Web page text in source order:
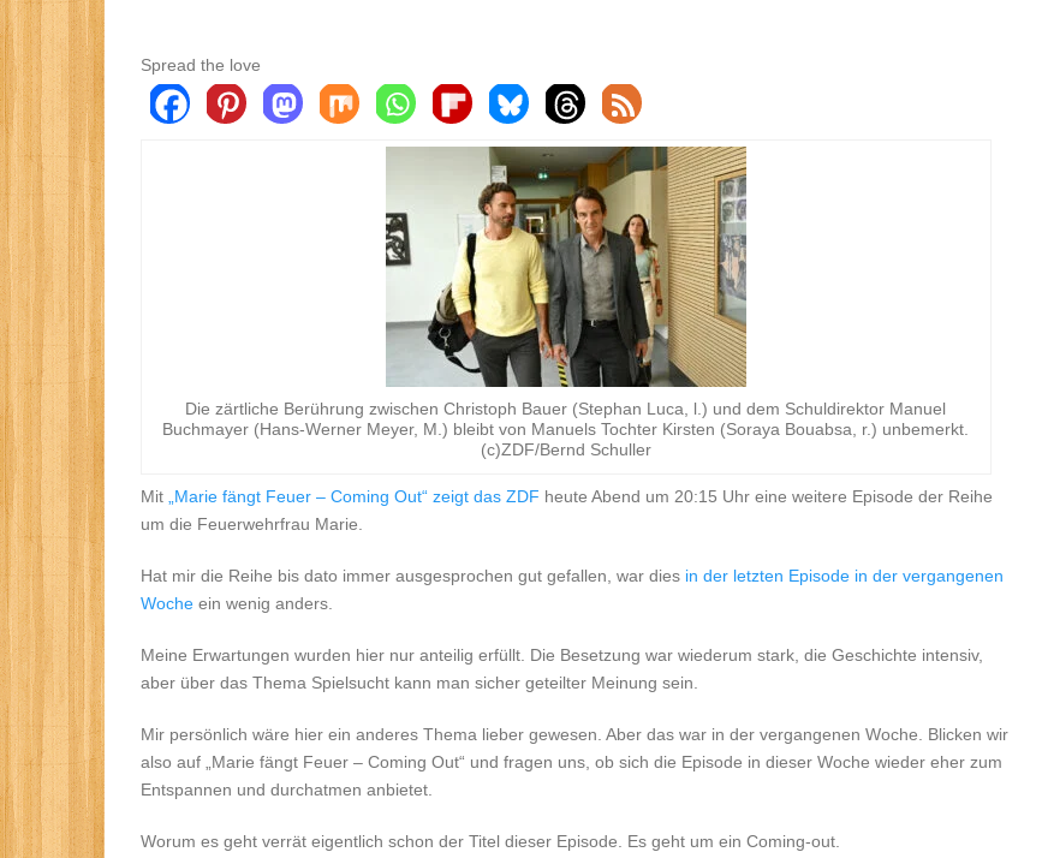
Spread the love
Die zärtliche Berührung zwischen Christoph Bauer (Stephan Luca, l.) und dem Schuldirektor Manuel
Buchmayer (Hans-Werner Meyer, M.) bleibt von Manuels Tochter Kirsten (Soraya Bouabsa, r.) unbemerkt.
(c)ZDF/Bernd Schuller
Mit „Marie fängt Feuer – Coming Out“ zeigt das ZDF heute Abend um 20:15 Uhr eine weitere Episode der Reihe
um die Feuerwehrfrau Marie.
Hat mir die Reihe bis dato immer ausgesprochen gut gefallen, war dies in der letzten Episode in der vergangenen
Woche ein wenig anders.
Meine Erwartungen wurden hier nur anteilig erfüllt. Die Besetzung war wiederum stark, die Geschichte intensiv,
aber über das Thema Spielsucht kann man sicher geteilter Meinung sein.
Mir persönlich wäre hier ein anderes Thema lieber gewesen. Aber das war in der vergangenen Woche. Blicken wir
also auf „Marie fängt Feuer – Coming Out“ und fragen uns, ob sich die Episode in dieser Woche wieder eher zum
Entspannen und durchatmen anbietet.
Worum es geht verrät eigentlich schon der Titel dieser Episode. Es geht um ein Coming-out.